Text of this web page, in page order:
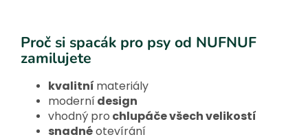
Proč si spacák pro psy od NUFNUF
zamilujete
kvalitní materiály
moderní design
vhodný pro chlupáče všech velikostí
snadnéotevírání